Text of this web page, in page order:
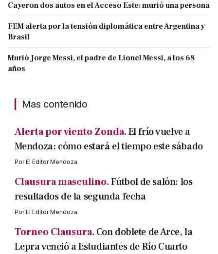
Cayeron dos autos en el Acceso Este: murió una persona
FEM alerta por la tensión diplomática entre Argentina y
Brasil
Murió Jorge Messi, el padre de Lionel Messi, a los 68
años
Mas contenido
Alerta por viento Zonda.El frío vuelve a
Mendoza: cómo estará el tiempo este sábado
PorEl Editor Mendoza
Clausura masculino.Fútbol de salón: los
resultados de la segunda fecha
PorEl Editor Mendoza
Torneo Clausura. Con doblete de Arce, la
Lepra venció a Estudiantes de Río Cuarto